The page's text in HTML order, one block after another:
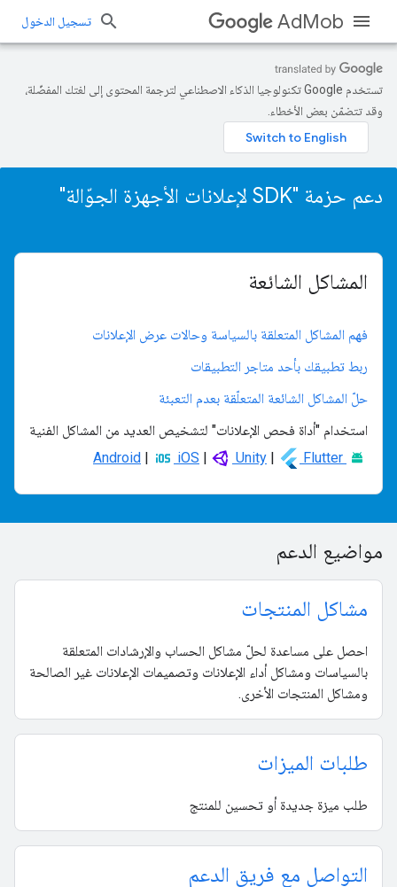
AdMob تسجيل الدخول
تستخدم Google تكنولوجيا الذكاء الاصطناعي لترجمة المحتوى إلى لغتك المفضّلة،
وقد تتضمّن بعض الأخطاء.
دعم حزمة "SDK لإعلانات الأجهزة الجوّالة"
المشاكل الشائعة
فهم المشاكل المتعلقة بالسياسة وحالات عرض الإعلانات
ربط تطبيقك بأحد متاجر التطبيقات
حلّ المشاكل الشائعة المتعلّقة بعدم التعبئة
استخدام "أداة فحص الإعلانات" لتشخيص العديد من المشاكل الفنية
| iOS | Unity | Flutter
مواضيع الدعم
مشاكل المنتجات
احصل على مساعدة لحلّ مشاكل الحساب والإرشادات المتعلقة
بالسياسات ومشاكل أداء الإعلانات وتصميمات الإعلانات غير الصالحة
ومشاكل المنتجات الأخرى.
طلبات الميزات
طلب ميزة جديدة أو تحسين للمنتج
التواصل مع فريق الدعم